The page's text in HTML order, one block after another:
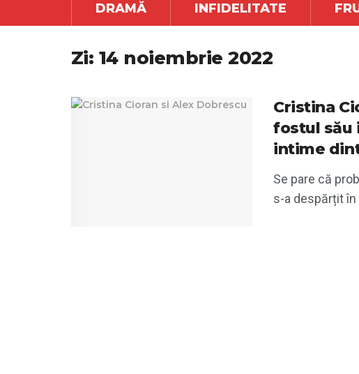
DRAMĂ INFIDELITATE
Zi: 14 noiembrie 2022
Cristina
fostul său
intime
Se pare că
s-a despărțit